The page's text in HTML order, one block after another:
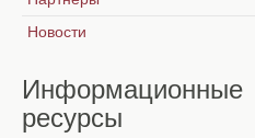
Новости
Информационные
ресурсы